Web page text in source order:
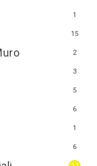
1
15
2
3
5
6
1
6